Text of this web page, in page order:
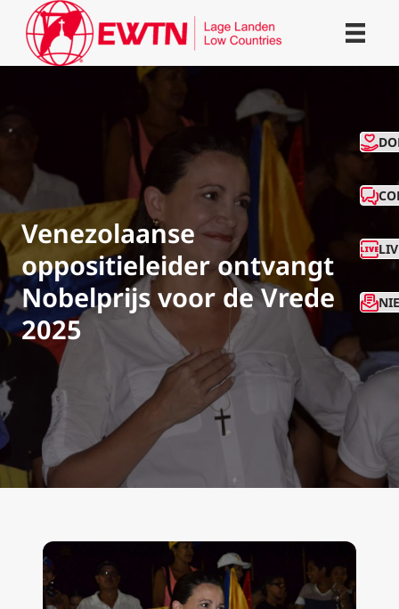
Venezolaanse
oppositieleider ontvangt
Nobelprijs voor de Vrede
2025